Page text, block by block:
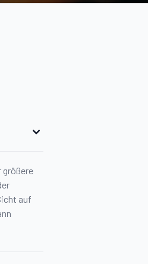
größere
auf